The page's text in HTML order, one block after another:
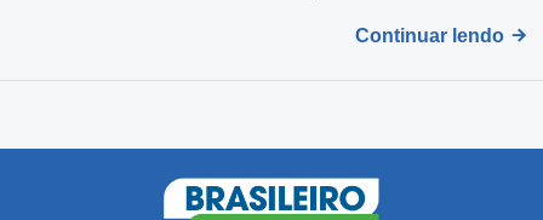
Continuar lendo